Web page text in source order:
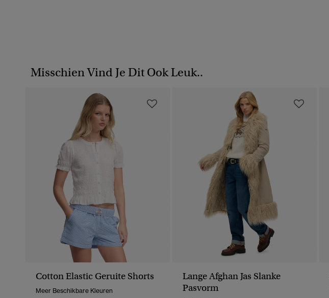
Misschien Vind Je Dit Ook Leuk..
Cotton Elastic Geruite Shorts
Meer Beschikbare Kleuren
Lange Afghan Jas Slanke
Pasvorm